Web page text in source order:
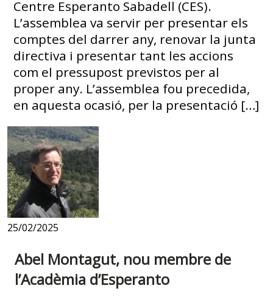
Centre Esperanto Sabadell (CES).
L’assemblea va servir per presentar els
comptes del darrer any, renovar la junta
directiva i presentar tant les accions
com el pressupost previstos per al
proper any. L’assemblea fou precedida,
en aquesta ocasió, per la presentació […]
25/02/2025
Abel Montagut, nou membre de
l’Acadèmia d’Esperanto